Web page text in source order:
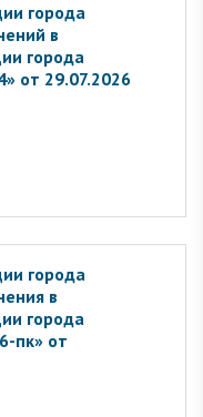
города
в
города
от 29.07.2026
города
в
города
пк» от